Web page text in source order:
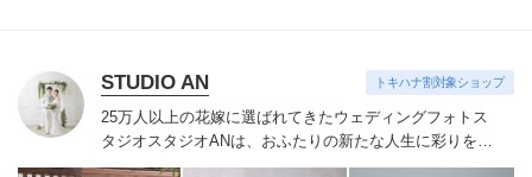
STUDIO AN トキハナ割対象ショップ
25万人以上の花嫁に選ばれてきたウェディングフォトス
タジオ スタジオANは、おふたりの新たな人生に彩りを添
える“最高のウェディングフォト”のお手伝いをさせてい